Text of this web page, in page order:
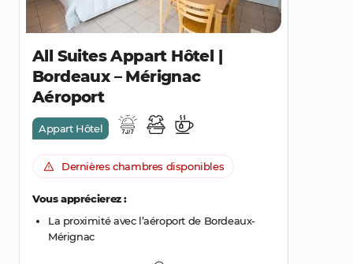
All Suites Appart Hôtel |
Bordeaux – Mérignac
Aéroport
Appart Hôtel
Dernières chambres disponibles
Vous apprécierez :
La proximité avec l’aéroport de Bordeaux-
Mérignac